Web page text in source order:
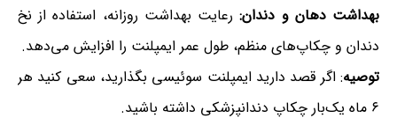
بهداشت دهان و دندان:رعایت بهداشت روزانه، استفاده از نخ
دندان و چکاپ‌های منظم، طول عمر ایمپلنت را افزایش می‌دهد.
توصیه: اگر قصد دارید ایمپلنت سوئیسی بگذارید، سعی کنید هر
۶ ماه یک‌بار چکاپ دندانپزشکی داشته باشید.